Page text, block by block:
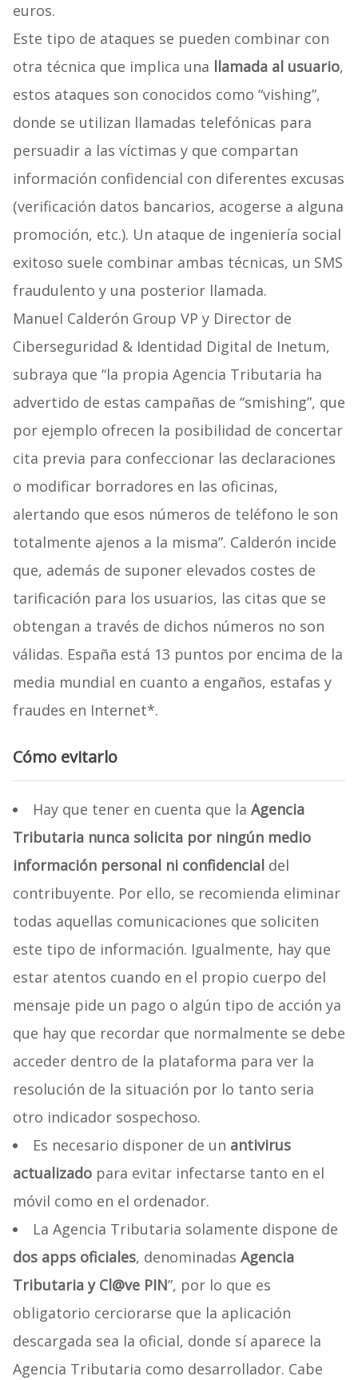
euros.
Este tipo de ataques se pueden combinar con
otra técnica que implica una llamada al usuario,
estos ataques son conocidos como “vishing”,
donde se utilizan llamadas telefónicas para
persuadir a las víctimas y que compartan
información confidencial con diferentes excusas
(verificación datos bancarios, acogerse a alguna
promoción, etc.). Un ataque de ingeniería social
exitoso suele combinar ambas técnicas, un SMS
fraudulento y una posterior llamada.
Manuel Calderón Group VP y Director de
Ciberseguridad & Identidad Digital de Inetum,
subraya que “la propia Agencia Tributaria ha
advertido de estas campañas de “smishing”, que
por ejemplo ofrecen la posibilidad de concertar
cita previa para confeccionar las declaraciones
o modificar borradores en las oficinas,
alertando que esos números de teléfono le son
totalmente ajenos a la misma”. Calderón incide
que, además de suponer elevados costes de
tarificación para los usuarios, las citas que se
obtengan a través de dichos números no son
válidas. España está 13 puntos por encima de la
media mundial en cuanto a engaños, estafas y
fraudes en Internet*.
Cómo evitarlo
Hay que tener en cuenta que la Agencia
Tributaria nunca solicita por ningún medio
información personal ni confidencialdel
contribuyente. Por ello, se recomienda eliminar
todas aquellas comunicaciones que soliciten
este tipo de información. Igualmente, hay que
estar atentos cuando en el propio cuerpo del
mensaje pide un pago o algún tipo de acción ya
que hay que recordar que normalmente se debe
acceder dentro de la plataforma para ver la
resolución de la situación por lo tanto seria
otro indicador sospechoso.
Es necesario disponer de un antivirus
actualizadopara evitar infectarse tanto en el
móvil como en el ordenador.
La Agencia Tributaria solamente dispone de
dos apps oficiales, denominadas Agencia
Tributaria y Cl@ve PIN”, por lo que es
obligatorio cerciorarse que la aplicación
descargada sea la oficial, donde sí aparece la
Agencia Tributaria como desarrollador. Cabe